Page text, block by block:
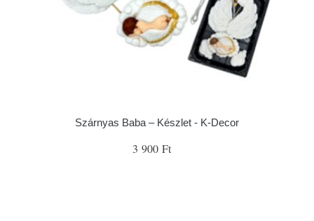
Szárnyas Baba – Készlet - K-Decor
3 900 Ft